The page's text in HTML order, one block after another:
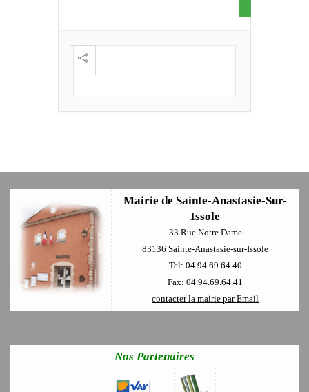
Mairie de Sainte-Anastasie-Sur-
Issole
33 Rue Notre Dame
83136 Sainte-Anastasie-sur-Issole
Tel: 04.94.69.64.40
Fax: 04.94.69.64.41
contacter la mairie par Email
Nos Partenaires